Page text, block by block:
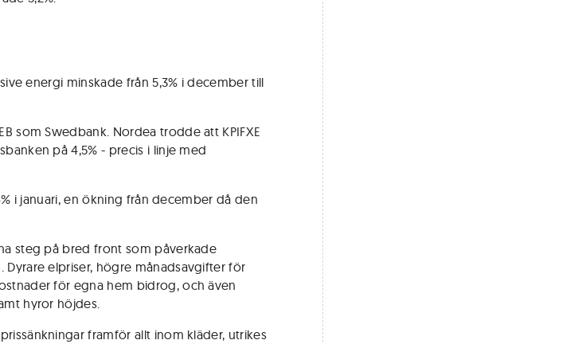
energi minskade från 5,3% i december till
som Swedbank. Nordea trodde att KPIFXE
på 4,5% - precis i linje med
i januari, en ökning från december då den
steg på bred front som påverkade
Dyrare elpriser, högre månadsavgifter för
för egna hem bidrog, och även
hyror höjdes.
framför allt inom kläder, utrikes